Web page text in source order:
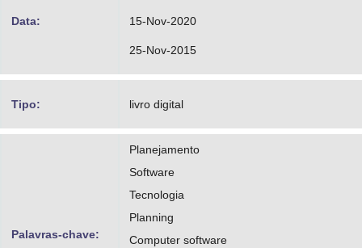
Data: 15-Nov-2020
25-Nov-2015
Tipo: livro digital
Palavras-chave:
Planejamento
Software
Tecnologia
Planning
Computer software